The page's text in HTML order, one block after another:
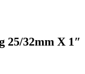
25/32mm X 1″